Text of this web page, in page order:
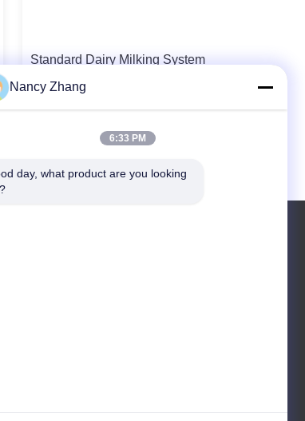
Standard Dairy Milking System
Components DL01 Milking Machine
Liner The Ultimate Solution for Your
Kontaktieren Sie uns jetzt
Nancy Zhang
6:33 PM
day, what product are you looking